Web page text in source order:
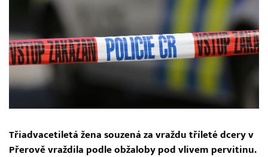
Třiadvacetiletá žena souzená za vraždu tříleté dcery v
Přerově vraždila podle obžaloby pod vlivem pervitinu.